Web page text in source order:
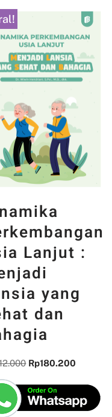
Lanjut :
yang
dan
Rp180.200